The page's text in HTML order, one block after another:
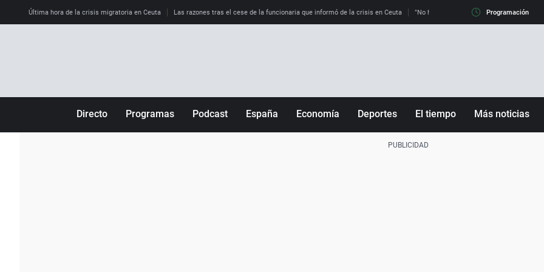
Última hora de la crisis migratoria en Ceuta Las razones tras el cese de la funcionaria que informó de la crisis en Ceuta "No hay mafias, que no nos engañen":
Programación
Directo Programas Podcast España Economía Deportes El tiempo Más noticias